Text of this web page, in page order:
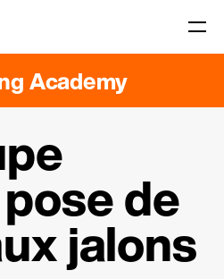
Academy
de
jalons